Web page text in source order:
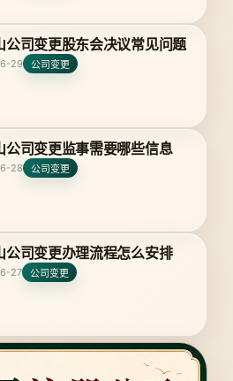
公司变更股东会决议常见问题
29 公司变更
公司变更监事需要哪些信息
28 公司变更
公司变更办理流程怎么安排
27 公司变更